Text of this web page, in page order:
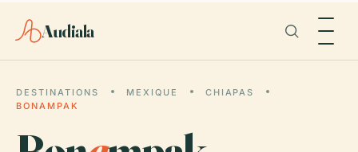
Audiala
DESTINATIONS MEXIQUE
CHIAPAS
BONAMPAK